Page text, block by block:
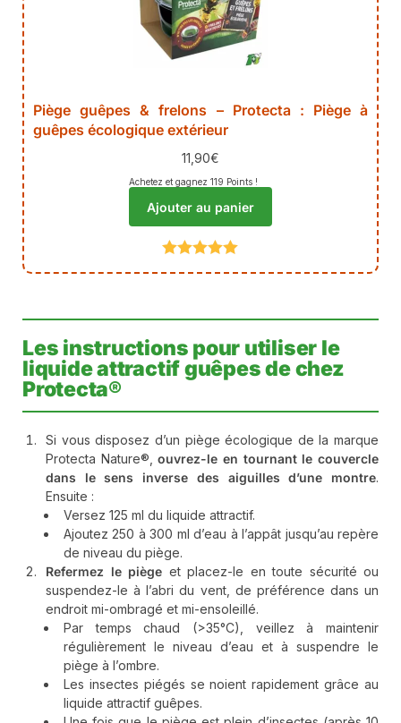
Piège guêpes & frelons – Protecta : Piège à
guêpes écologique extérieur
11,90€
Achetez et gagnez 119 Points !
Ajouter au panier
Les instructions pour utiliser le
liquide attractif guêpes de chez
Protecta®
Si vous disposez d’un piège écologique de la marque
Protecta Nature®,ouvrez-le en tournant le couvercle
dans le sens inverse des aiguilles d’une montre.
Ensuite :
Versez 125 ml du liquide attractif.
Ajoutez 250 à 300 ml d’eau à l’appât jusqu’au repère
de niveau du piège.
Refermez le piège et placez-le en toute sécurité ou
suspendez-le à l’abri du vent, de préférence dans un
endroit mi-ombragé et mi-ensoleillé.
Par temps chaud (>35°C), veillez à maintenir
régulièrement le niveau d’eau et à suspendre le
piège à l’ombre.
Les insectes piégés se noient rapidement grâce au
liquide attractif guêpes.